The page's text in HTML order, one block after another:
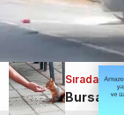
Sıradaki